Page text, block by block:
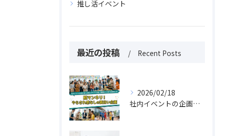
推し活イベント
最近の投稿 Recent Posts
2026/02/18
社内イベントの企画に使える面白いアイデア30選｜課題別にすぐ選べる実例まとめ